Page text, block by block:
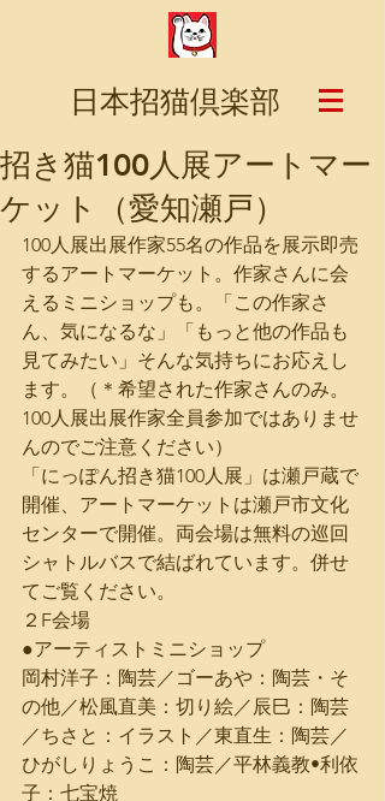
日本招猫倶楽部
招き猫100人展アートマー
ケット（愛知瀬戸）
100人展出展作家55名の作品を展示即売
するアートマーケット。作家さんに会
えるミニショップも。「この作家さ
ん、気になるな」「もっと他の作品も
見てみたい」そんな気持ちにお応えし
ます。（＊希望された作家さんのみ。
100人展出展作家全員参加ではありませ
んのでご注意ください）
「にっぽん招き猫100人展」は瀬戸蔵で
開催、アートマーケットは瀬戸市文化
センターで開催。両会場は無料の巡回
シャトルバスで結ばれています。併せ
てご覧ください。
２F会場
●アーティストミニショップ
岡村洋子：陶芸／ゴーあや：陶芸・そ
の他／松風直美：切り絵／辰巳：陶芸
／ちさと：イラスト／東直生：陶芸／
ひがしりょうこ：陶芸／平林義教•利依
子：七宝焼